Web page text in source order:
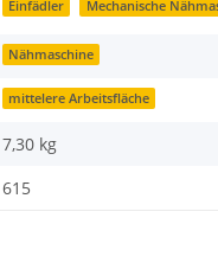
Einfädler Mechanische
Nähmaschine
mittelere Arbeitsfläche
7,30 kg
615